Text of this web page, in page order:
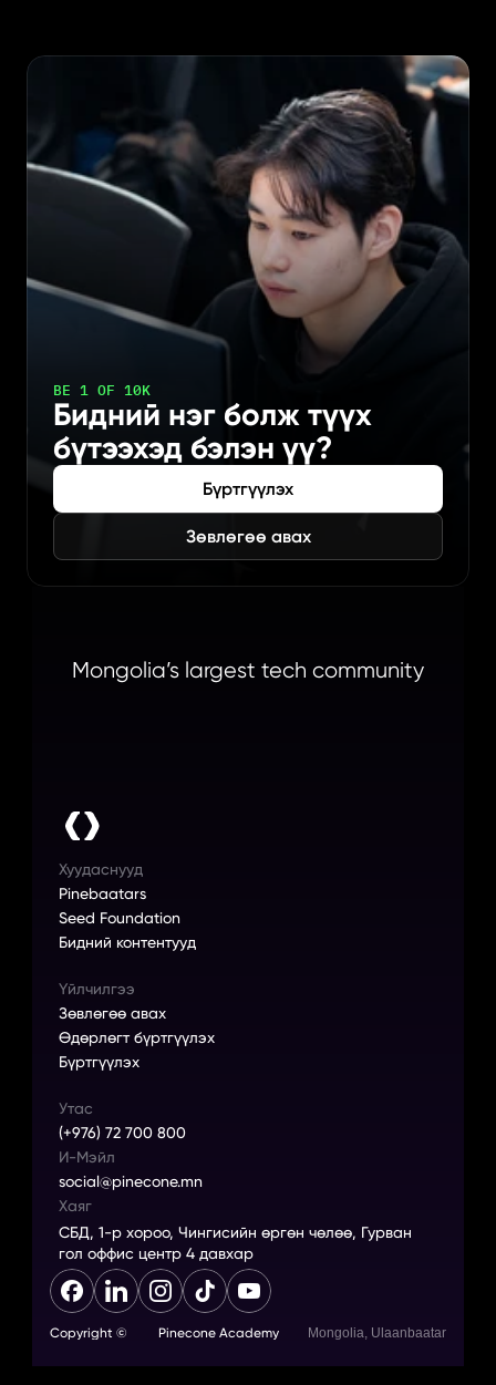
BE 1 OF 10K
Бидний нэг болж түүх
бүтээхэд бэлэн үү?
Бүртгүүлэх
Зөвлөгөө авах
Mongolia’s largest tech community
Хуудаснууд
Pinebaatars
Seed Foundation
Бидний контентууд
Үйлчилгээ
Зөвлөгөө авах
Өдөрлөгт бүртгүүлэх
Бүртгүүлэх
Утас
(+976) 72 700 800
И-Мэйл
social@pinecone.mn
Хаяг
СБД, 1-р хороо, Чингисийн өргөн чөлөө, Гурван
гол оффис центр 4 давхар
Copyright © Pinecone Academy Mongolia, Ulaanbaatar